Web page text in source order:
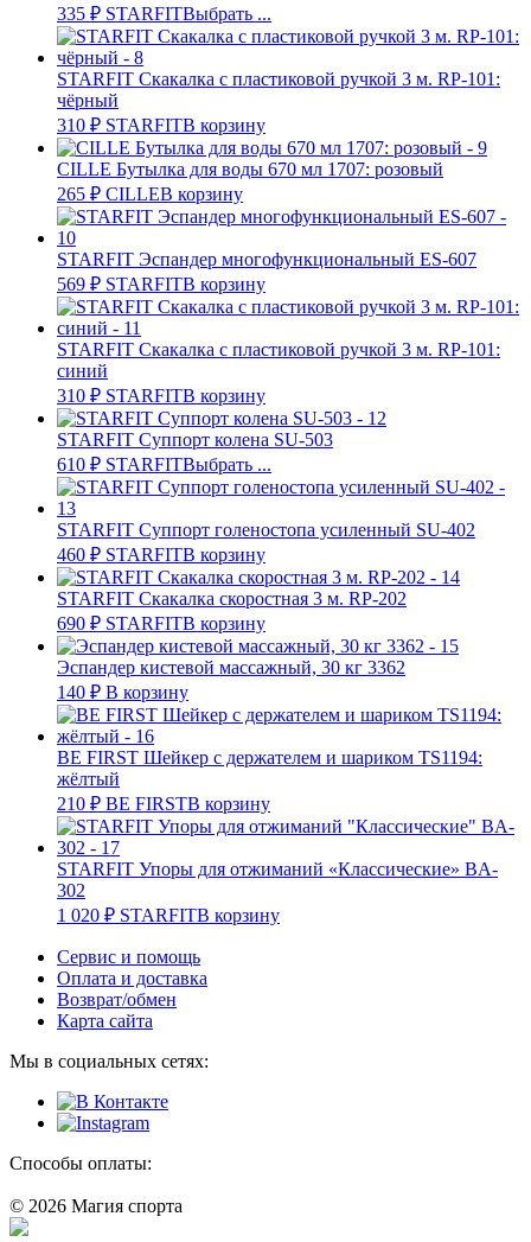
335 ₽ STARFITВыбрать ...
STARFIT Скакалка с пластиковой ручкой 3 м. RP-101:
чёрный
310 ₽ STARFITВ корзину
CILLE Бутылка для воды 670 мл 1707: розовый
265 ₽ CILLEВ корзину
STARFIT Эспандер многофункциональный ES-607
569 ₽ STARFITВ корзину
STARFIT Скакалка с пластиковой ручкой 3 м. RP-101:
синий
310 ₽ STARFITВ корзину
STARFIT Суппорт колена SU-503
610 ₽ STARFITВыбрать ...
STARFIT Суппорт голеностопа усиленный SU-402
460 ₽ STARFITВ корзину
STARFIT Скакалка скоростная 3 м. RP-202
690 ₽ STARFITВ корзину
Эспандер кистевой массажный, 30 кг 3362
140 ₽ В корзину
BE FIRST Шейкер с держателем и шариком TS1194:
жёлтый
210 ₽ BE FIRSTВ корзину
STARFIT Упоры для отжиманий «Классические» BA-
302
1 020 ₽ STARFITВ корзину
Сервис и помощь
Оплата и доставка
Возврат/обмен
Карта сайта
Мы в социальных сетях:
Способы оплаты:
© 2026 Магия спорта